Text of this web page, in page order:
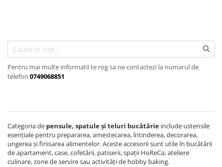
prindere
Pavaje si borduri
Programatoare stropire
Sere si solarii
Solutii pentru suprafetele din lemn
Solutii specializate
Solutii profesionale pentru
bucatarie
Pentru mai multe informatii te rog sa ne contactezi la numarul de
telefon 0749068851
Categoria de pensule, spatule și teluri bucătărie include ustensile
esențiale pentru prepararea, amestecarea, întinderea, decorarea,
ungerea și finisarea alimentelor. Aceste accesorii sunt utile în bucătării
de apartament, case, cofetării, patiserii, spații HoReCa, ateliere
culinare, zone de servire sau activități de hobby baking.